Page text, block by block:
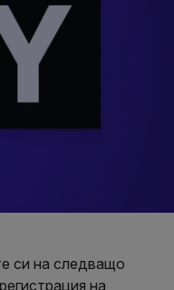
си на следващо
на